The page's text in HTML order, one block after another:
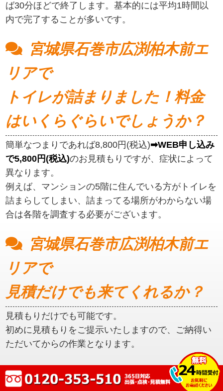
ば30分ほどで終了します。基本的には平均1時間以
内で完了することが多いです。
宮城県石巻市広渕柏木前エ
リアで
トイレが詰まりました！料金
はいくらぐらいでしょうか？
簡単なつまりであれば8,800円(税込)➡WEB申し込み
で5,800円(税込)のお見積もりですが、症状によって
異なります。
例えば、マンションの5階に住んでいる方がトイレを
詰まらしてしまい、詰まってる場所がわからない場
合は各階を調査する必要がございます。
宮城県石巻市広渕柏木前エ
リアで
見積だけでも来てくれるか？
見積もりだけでも可能です。
初めに見積もりをご提示いたしますので、ご納得い
ただいてからの作業となります。
宮城県石巻市広渕柏木前エ